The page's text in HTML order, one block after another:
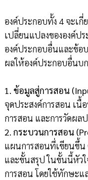
องค์ประกอบทั้ง 4 จะเ
เปลี่ยนแปลงขององค์ป
องค์ประกอบอื่นและข้อ
ผลให้องค์ประกอบอื่นบ
1. ข้อมูลสู่การสอน
จุดประสงค์การสอน เนื้
การสอน และการวัดผ
2. กระบวนการสอน
แผนการสอนที่เขียนขึ้น
และขั้นสรุป ในขั้นนี้หัวใ
การสอน โดยใช้ทักษะ